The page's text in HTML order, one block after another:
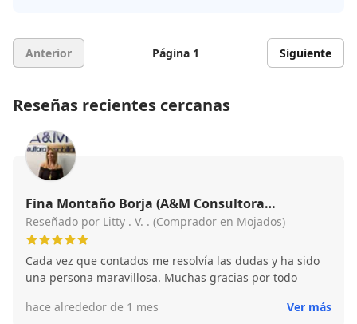
Anterior Página 1 Siguiente
Reseñas recientes cercanas
Fina Montaño Borja (A&M Consultora
Inmobiliaria)
Reseñado por Litty . V. . (Comprador en Mojados)
Cada vez que contados me resolvía las dudas y ha sido
una persona maravillosa. Muchas gracias por todo
hace alrededor de 1 mes
Ver más